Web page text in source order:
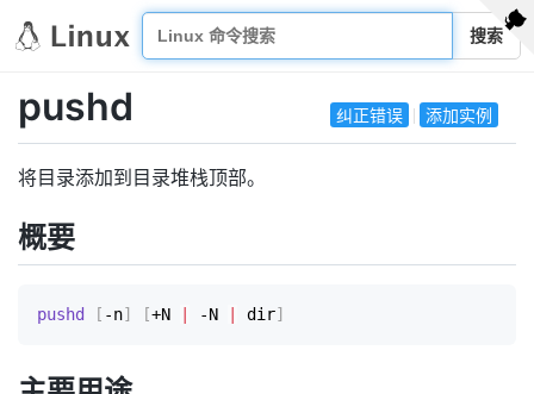
搜索
纠正错误 添加实例
pushd
将目录添加到目录堆栈顶部。
概要
pushd [ -n] [+N -N dir]